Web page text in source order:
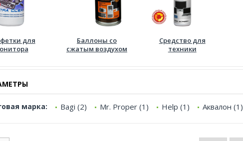
для
Баллоны со
сжатым воздухом
Средство для
техники
марка: Bagi (2) Mr. Proper (1) Help (1) Аквалон (1)